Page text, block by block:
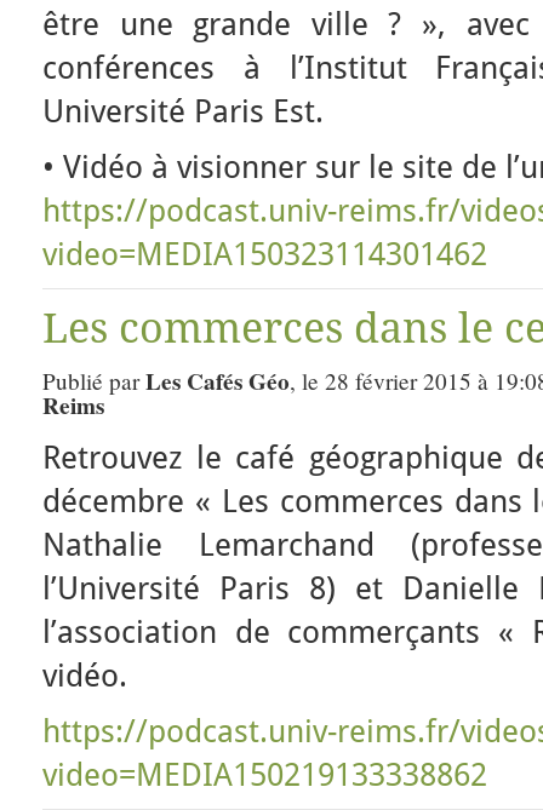
être une grande ville ? »,
conférences à l’Institut
Université Paris Est.
• Vidéo à visionner sur le site de
https://podcast.univ-reims.fr/
video=MEDIA150323114301462
Les commerces dans le
Publié parLes Cafés Géo, le 28 février 2015 à
Reims
Retrouvez le café géographique
décembre « Les commerces dans
Nathalie Lemarchand
l’Université Paris 8) et Danielle
l’association de commerçants
vidéo.
https://podcast.univ-reims.fr/
video=MEDIA150219133338862